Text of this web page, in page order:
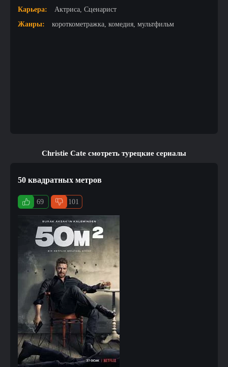
Карьера:
Актриса, Сценарист
Жанры:
короткометражка, комедия, мультфильм
Christie Cate смотреть турецкие сериалы
50 квадратных метров
69 101